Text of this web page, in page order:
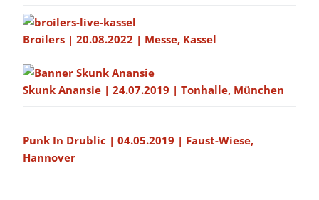
Broilers | 20.08.2022 | Messe, Kassel
Skunk Anansie | 24.07.2019 | Tonhalle, München
Punk In Drublic | 04.05.2019 | Faust-Wiese,
Hannover